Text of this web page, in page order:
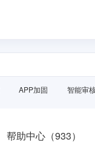
APP加固 智能审
帮助中心（933）